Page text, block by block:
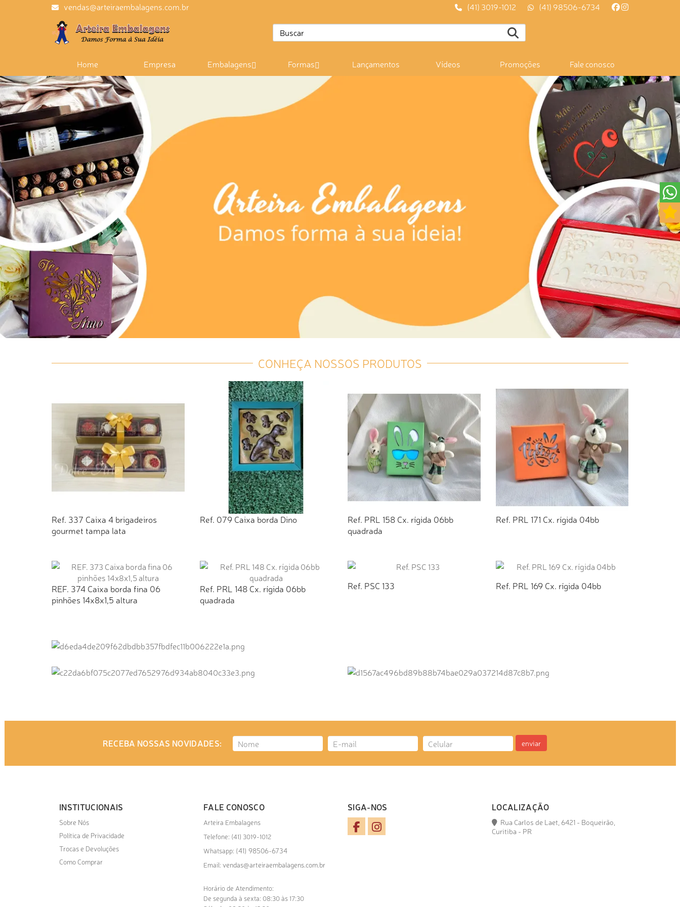
vendas@arteiraembalagens.com.br (41) 3019-1012 (41) 98506-6734
Home Empresa Embalagens Formas Lançamentos Vídeos Promoções Fale conosco
CONHEÇA NOSSOS PRODUTOS
Ref. 337 Caixa 4 brigadeiros
gourmet tampa lata
Ref. 079 Caixa borda Dino
Ref. PRL 158 Cx. rígida 06bb
quadrada
Ref. PRL 171 Cx. rígida 04bb
REF. 374 Caixa borda fina 06
pinhões 14x8x1,5 altura
Ref. PRL 148 Cx. rígida 06bb
quadrada
Ref. PSC 133 Ref. PRL 169 Cx. rígida 04bb
RECEBA NOSSAS NOVIDADES: enviar
INSTITUCIONAIS
Sobre Nós
Política de Privacidade
Trocas e Devoluções
Como Comprar
FALE CONOSCO
Arteira Embalagens
Telefone: (41) 3019-1012
Whatsapp: (41) 98506-6734
Email: vendas@arteiraembalagens.com.br
Horário de Atendimento:
De segunda à sexta: 08:30 às 17:30
SIGA-NOS LOCALIZAÇÃO
Rua Carlos de Laet, 6421 - Boqueirão,
Curitiba - PR